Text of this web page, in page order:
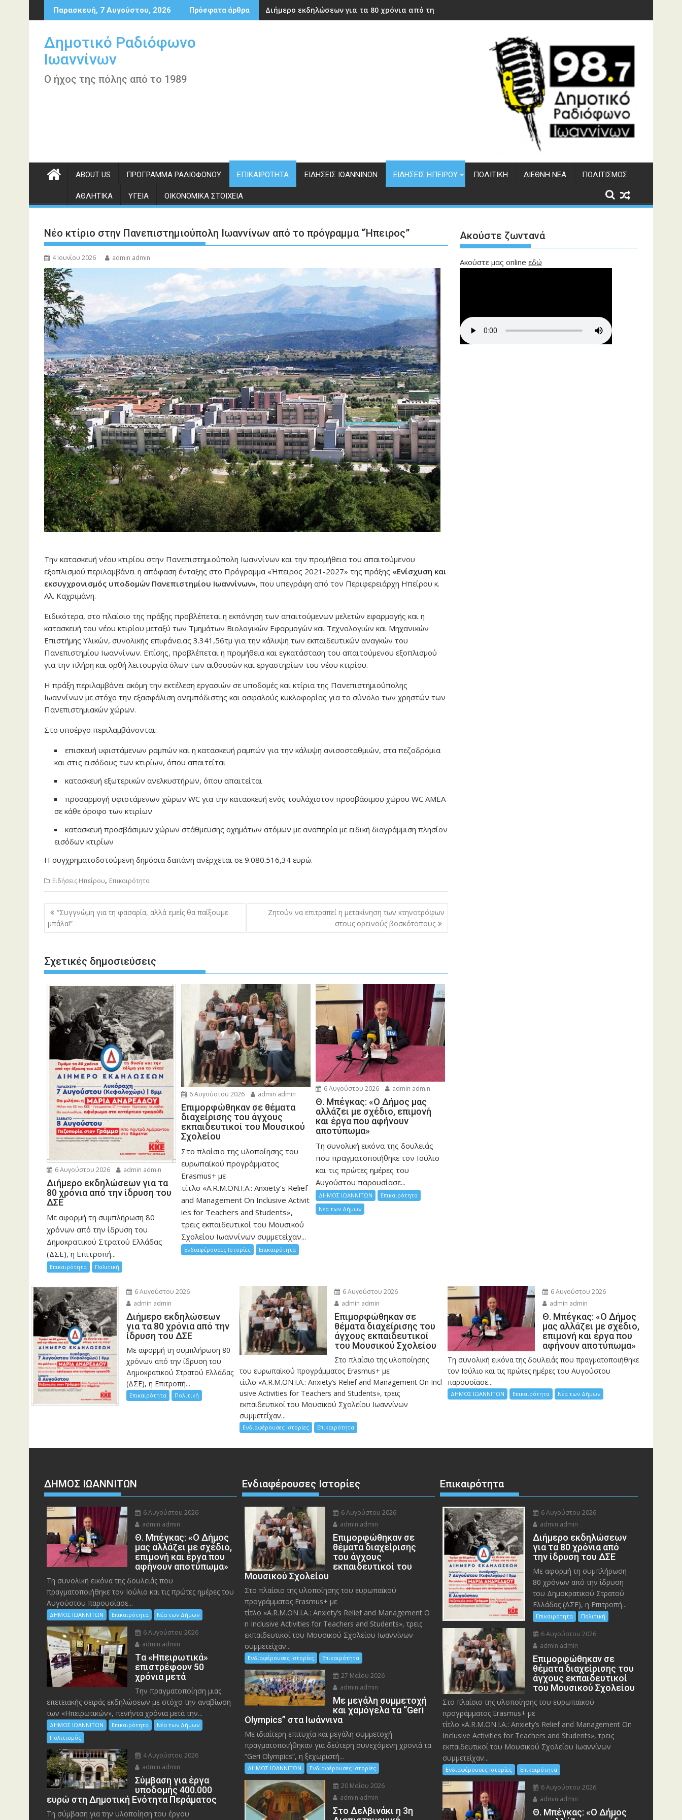
Περάστε
στο
Παρασκευή, 7 Αυγούστου, 2026 Πρόσφατα άρθρα Διήμερο εκδηλώσεων για τα 80 χρόνια από την ίδρυση του ΔΣΕ
Δημοτικό Ραδιόφωνο
Ιωαννίνων
Ο ήχος της πόλης από το 1989
ABOUT US ΠΡΌΓΡΑΜΜΑ ΡΑΔΙΟΦΏΝΟΥ ΕΠΙΚΑΙΡΌΤΗΤΑ ΕΙΔΉΣΕΙΣ ΙΩΑΝΝΊΝΩΝ ΕΙΔΉΣΕΙΣ ΗΠΕΊΡΟΥ ΠΟΛΙΤΙΚΉ ΔΙΕΘΝΉ ΝΈΑ ΠΟΛΙΤΙΣΜΌΣ
ΑΘΛΗΤΙΚΆ ΥΓΕΊΑ ΟΙΚΟΝΟΜΙΚΆ ΣΤΟΙΧΕΊΑ
Νέο κτίριο στην Πανεπιστημιούπολη Ιωαννίνων από το πρόγραμμα “Ήπειρος”
4 Ιουνίου 2026 admin admin
Την κατασκευή νέου κτιρίου στην Πανεπιστημιούπολη Ιωαννίνων και την προμήθεια του απαιτούμενου
εξοπλισμού περιλαμβάνει η απόφαση ένταξης στο Πρόγραμμα «Ήπειρος 2021-2027» της πράξης «Ενίσχυση και
εκσυγχρονισμός υποδομών Πανεπιστημίου Ιωαννίνων», που υπεγράφη από τον Περιφερειάρχη Ηπείρου κ.
Αλ. Καχριμάνη.
Ειδικότερα, στο πλαίσιο της πράξης προβλέπεται η εκπόνηση των απαιτούμενων μελετών εφαρμογής και η
κατασκευή του νέου κτιρίου μεταξύ των Τμημάτων Βιολογικών Εφαρμογών και Τεχνολογιών και Μηχανικών
Επιστήμης Υλικών, συνολικής επιφάνειας 3.341,56τμ για την κάλυψη των εκπαιδευτικών αναγκών του
Πανεπιστημίου Ιωαννίνων. Επίσης, προβλέπεται η προμήθεια και εγκατάσταση του απαιτούμενου εξοπλισμού
για την πλήρη και ορθή λειτουργία όλων των αιθουσών και εργαστηρίων του νέου κτιρίου.
Η πράξη περιλαμβάνει ακόμη την εκτέλεση εργασιών σε υποδομές και κτίρια της Πανεπιστημιούπολης
Ιωαννίνων με στόχο την εξασφάλιση ανεμπόδιστης και ασφαλούς κυκλοφορίας για το σύνολο των χρηστών των
Πανεπιστημιακών χώρων.
Στο υποέργο περιλαμβάνονται:
επισκευή υφιστάμενων ραμπών και η κατασκευή ραμπών για την κάλυψη ανισοσταθμιών, στα πεζοδρόμια
και στις εισόδους των κτιρίων, όπου απαιτείται
κατασκευή εξωτερικών ανελκυστήρων, όπου απαιτείται
προσαρμογή υφιστάμενων χώρων WC για την κατασκευή ενός τουλάχιστον προσβάσιμου χώρου WC ΑΜΕΑ
σε κάθε όροφο των κτιρίων
κατασκευή προσβάσιμων χώρων στάθμευσης οχημάτων ατόμων με αναπηρία με ειδική διαγράμμιση πλησίον
εισόδων κτιρίων
Η συγχρηματοδοτούμενη δημόσια δαπάνη ανέρχεται σε 9.080.516,34 ευρώ.
Ειδήσεις Ηπείρου, Επικαιρότητα
Πλοήγηση
άρθρων
“Συγγνώμη για τη φασαρία, αλλά εμείς θα παίξουμε
μπάλα!”
Ζητούν να επιτραπεί η μετακίνηση των κτηνοτρόφων
στους ορεινούς βοσκότοπους
Σχετικές δημοσιεύσεις
6 Αυγούστου 2026 admin admin
Διήμερο εκδηλώσεων για τα
80 χρόνια από την ίδρυση του
ΔΣΕ
Με αφορμή τη συμπλήρωση 80
χρόνων από την ίδρυση του
Δημοκρατικού Στρατού Ελλάδας
(ΔΣΕ), η Επιτροπή...
Επικαιρότητα Πολιτική
6 Αυγούστου 2026 admin admin
Eπιμορφώθηκαν σε θέματα
διαχείρισης του άγχους
εκπαιδευτικοί του Μουσικού
Σχολείου
Στο πλαίσιο της υλοποίησης του
ευρωπαϊκού προγράμματος
Erasmus+ με
τίτλο «A.R.M.ON.I.A.: Anxiety’s Relief
and Management On Inclusive Activit
ies for Teachers and Students»,
τρεις εκπαιδευτικοί του Μουσικού
Σχολείου Ιωαννίνων συμμετείχαν...
Ενδιαφέρουσες Ιστορίες Επικαιρότητα
6 Αυγούστου 2026 admin admin
Θ. Μπέγκας: «Ο Δήμος μας
αλλάζει με σχέδιο, επιμονή
και έργα που αφήνουν
αποτύπωμα»
Τη συνολική εικόνα της δουλειάς
που πραγματοποιήθηκε τον Ιούλιο
και τις πρώτες ημέρες του
Αυγούστου παρουσίασε...
ΔΗΜΟΣ ΙΩΑΝΝΙΤΩΝ
Επικαιρότητα
Νέα των Δήμων
Ακούστε ζωντανά
Ακούστε μας online εδώ
6 Αυγούστου 2026
admin admin
Διήμερο εκδηλώσεων
για τα 80 χρόνια από την
ίδρυση του ΔΣΕ
Με αφορμή τη συμπλήρωση 80
χρόνων από την ίδρυση του
Δημοκρατικού Στρατού Ελλάδας
(ΔΣΕ), η Επιτροπή...
Επικαιρότητα Πολιτική
6 Αυγούστου 2026
admin admin
Eπιμορφώθηκαν σε
θέματα διαχείρισης του
άγχους εκπαιδευτικοί
του Μουσικού Σχολείου
Στο πλαίσιο της υλοποίησης
του ευρωπαϊκού προγράμματος Erasmus+ με
τίτλο «A.R.M.ON.I.A.: Anxiety’s Relief and Management On Incl
usive Activities for Teachers and Students», τρεις
εκπαιδευτικοί του Μουσικού Σχολείου Ιωαννίνων
συμμετείχαν...
Ενδιαφέρουσες Ιστορίες Επικαιρότητα
6 Αυγούστου 2026
admin admin
Θ. Μπέγκας: «Ο Δήμος
μας αλλάζει με σχέδιο,
επιμονή και έργα που
αφήνουν αποτύπωμα»
Τη συνολική εικόνα της δουλειάς που πραγματοποιήθηκε
τον Ιούλιο και τις πρώτες ημέρες του Αυγούστου
παρουσίασε...
ΔΗΜΟΣ ΙΩΑΝΝΙΤΩΝ Επικαιρότητα Νέα των Δήμων
ΔΗΜΟΣ ΙΩΑΝΝΙΤΩΝ
6 Αυγούστου 2026
admin admin
Θ. Μπέγκας: «Ο Δήμος
μας αλλάζει με σχέδιο,
επιμονή και έργα που
αφήνουν αποτύπωμα»
Τη συνολική εικόνα της δουλειάς που
πραγματοποιήθηκε τον Ιούλιο και τις πρώτες ημέρες του
Αυγούστου παρουσίασε...
ΔΗΜΟΣ ΙΩΑΝΝΙΤΩΝ Επικαιρότητα Νέα των Δήμων
6 Αυγούστου 2026
admin admin
Tα «Ηπειρωτικά»
επιστρέφουν 50
χρόνια μετά
Την πραγματοποίηση μιας
επετειακής σειράς εκδηλώσεων με στόχο την αναβίωση
των «Ηπειρωτικών», πενήντα χρόνια μετά την...
ΔΗΜΟΣ ΙΩΑΝΝΙΤΩΝ Επικαιρότητα
Νέα των Δήμων
Πολιτισμός
4 Αυγούστου 2026
admin admin
Σύμβαση για έργα
υποδομής 400.000
ευρώ στη Δημοτική Ενότητα Περάματος
Τη σύμβαση για την υλοποίηση του έργου
Ενδιαφέρουσες Ιστορίες
6 Αυγούστου 2026
admin admin
Eπιμορφώθηκαν σε
θέματα διαχείρισης
του άγχους
εκπαιδευτικοί του
Μουσικού Σχολείου
Στο πλαίσιο της υλοποίησης του ευρωπαϊκού
προγράμματος Erasmus+ με
τίτλο «A.R.M.ON.I.A.: Anxiety’s Relief and Management O
n Inclusive Activities for Teachers and Students», τρεις
εκπαιδευτικοί του Μουσικού Σχολείου Ιωαννίνων
συμμετείχαν...
Ενδιαφέρουσες Ιστορίες Επικαιρότητα
27 Μαΐου 2026
admin admin
Με μεγάλη συμμετοχή
και χαμόγελα τα “Geri
Olympics” στα Ιωάννινα
Με ιδιαίτερη επιτυχία και μεγάλη συμμετοχή
πραγματοποιήθηκαν για δεύτερη συνεχόμενη χρονιά τα
“Geri Olympics”, η ξεχωριστή...
ΔΗΜΟΣ ΙΩΑΝΝΙΤΩΝ Ενδιαφέρουσες Ιστορίες
20 Μαΐου 2026
admin admin
Στο Δελβινάκι η 3η
Επικαιρότητα
6 Αυγούστου 2026
admin admin
Διήμερο εκδηλώσεων
για τα 80 χρόνια από
την ίδρυση του ΔΣΕ
Με αφορμή τη συμπλήρωση
80 χρόνων από την ίδρυση
του Δημοκρατικού Στρατού
Ελλάδας (ΔΣΕ), η Επιτροπή...
Επικαιρότητα Πολιτική
6 Αυγούστου 2026
admin admin
Eπιμορφώθηκαν σε
θέματα διαχείρισης του
άγχους εκπαιδευτικοί
του Μουσικού Σχολείου
Στο πλαίσιο της υλοποίησης του ευρωπαϊκού
προγράμματος Erasmus+ με
τίτλο «A.R.M.ON.I.A.: Anxiety’s Relief and Management On
Inclusive Activities for Teachers and Students», τρεις
εκπαιδευτικοί του Μουσικού Σχολείου Ιωαννίνων
συμμετείχαν...
Ενδιαφέρουσες Ιστορίες Επικαιρότητα
6 Αυγούστου 2026
admin admin
Θ. Μπέγκας: «Ο Δήμος